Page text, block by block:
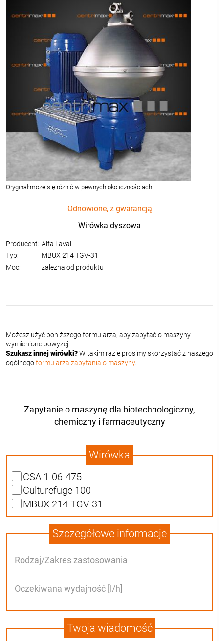
Oryginał może się różnić w pewnych okolicznościach.
Odnowione, z gwarancją
Wirówka dyszowa
Producent: Alfa Laval
Typ:
MBUX 214 TGV-31
Moc:
zależna od produktu
Możesz użyć poniższego formularza, aby zapytać o maszyny
wymienione powyżej.
Szukasz innej wirówki?W takim razie prosimy skorzystać z naszego
ogólnegoformularza zapytania o maszyny.
Zapytanie o maszynę dla biotechnologiczny,
chemiczny i farmaceutyczny
Wirówka
CSA 1-06-475
Culturefuge 100
MBUX 214 TGV-31
Szczegółowe informacje
Twoja wiadomość